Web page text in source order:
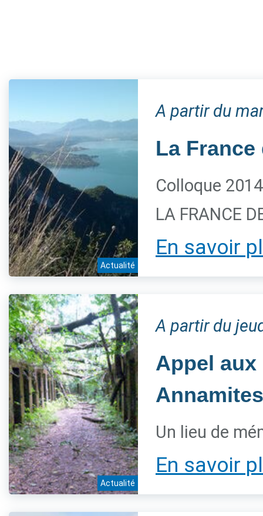
Actualité
A partir du
La
Colloque 2014
LA FRANCE
En savoir
Actualité
A partir du
Appel
Un lieu de
En savoir